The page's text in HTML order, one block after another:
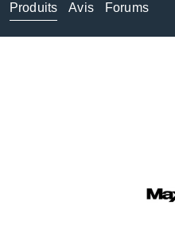
Produits
Avis Forums